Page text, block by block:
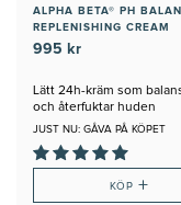
ALPHA BETA® PH
REPLENISHING CREAM
995 kr
Lätt 24h-kräm som
och återfuktar huden
JUST NU: GÅVA PÅ KÖPET
KÖP+